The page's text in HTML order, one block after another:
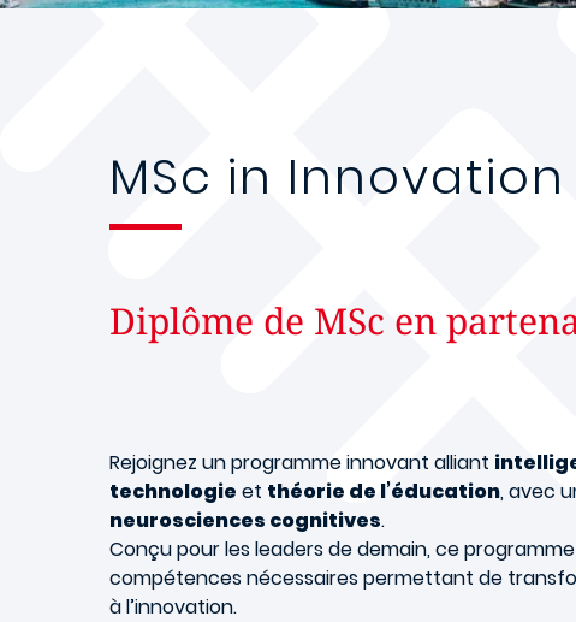
MSc in
Diplôme de MSc en
Rejoignez un programme innovant alliant
technologie et théorie de l’éducation, avec
neurosciences cognitives.
Conçu pour les leaders de demain, ce
compétences nécessaires permettant de
à l’innovation.